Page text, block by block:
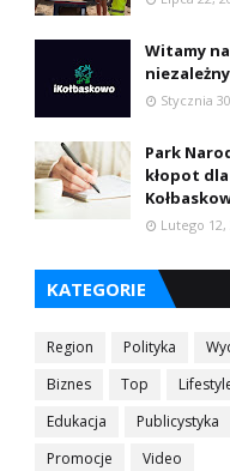
Witamy
Stycznia
Park
kłopot
Lutego 12,
KATEGORIE
Region Polityka
Biznes
Top
Edukacja
Publicystyka
Promocje
Video